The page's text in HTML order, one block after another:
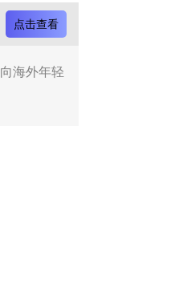
点击查看
海外年轻